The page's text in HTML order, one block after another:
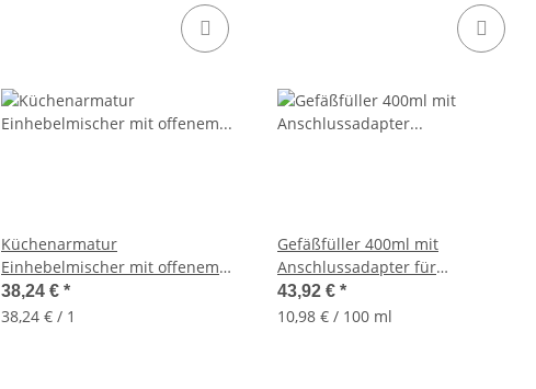
Küchenarmatur
Einhebelmischer mit offenem
Bügelgriff, chrom
38,24 € *
38,24 € / 1
Gefäßfüller 400ml mit
Anschlussadapter für
Ausdehnungsgefäße
43,92 € *
10,98 € / 100 ml